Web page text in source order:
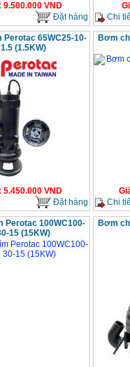
9.500.000VND
Đặt hàng
Chi
Perotac 65WC25-10-
1.5 (1.5KW)
5.450.000VND
Đặt hàng
Bơm
Chi
Perotac 100WC100-
15 (15KW)
Bơm